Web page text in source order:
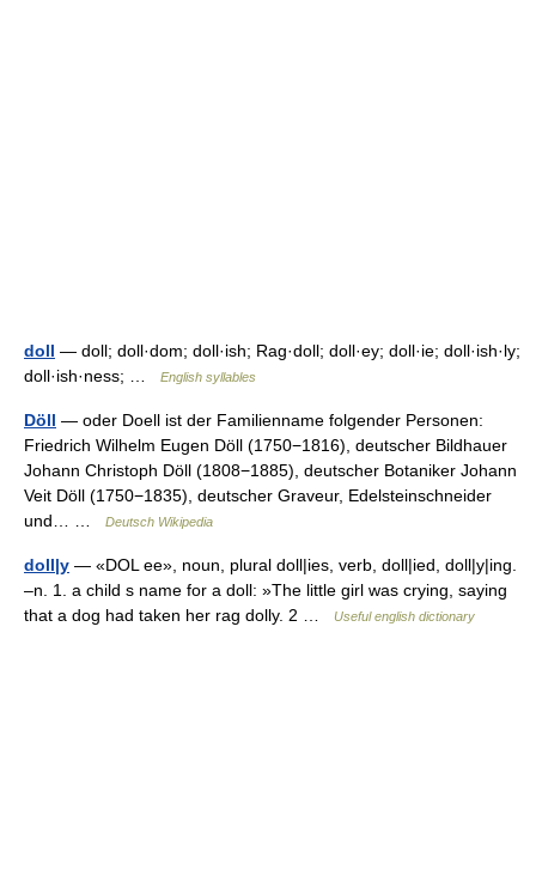
doll — doll; doll·dom; doll·ish; Rag·doll; doll·ey; doll·ie; doll·ish·ly;
doll·ish·ness; …
English syllables
Döll — oder Doell ist der Familienname folgender Personen:
Friedrich Wilhelm Eugen Döll (1750−1816), deutscher Bildhauer
Johann Christoph Döll (1808−1885), deutscher Botaniker Johann
Veit Döll (1750−1835), deutscher Graveur, Edelsteinschneider
und… …
Deutsch Wikipedia
doll|y — «DOL ee», noun, plural doll|ies, verb, doll|ied, doll|y|ing.
–n. 1. a child s name for a doll: »The little girl was crying, saying
that a dog had taken her rag dolly. 2 …
Useful english dictionary